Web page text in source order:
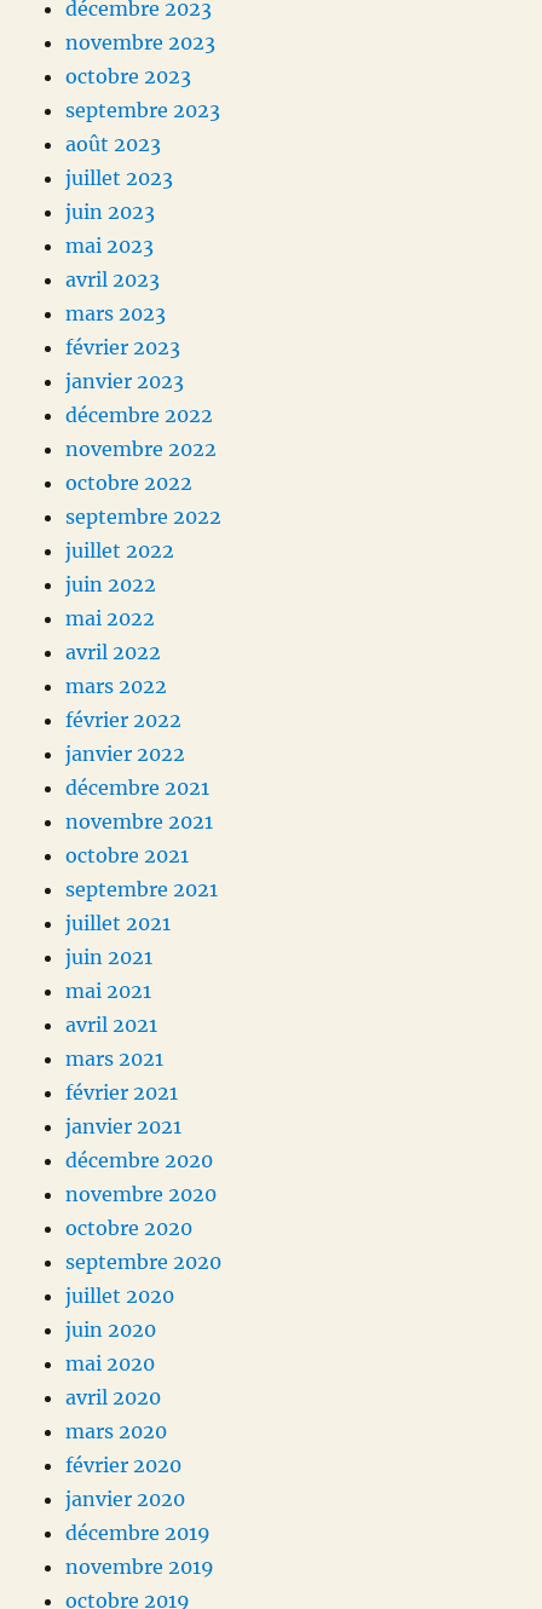
décembre 2023
novembre 2023
octobre 2023
septembre 2023
août 2023
juillet 2023
juin 2023
mai 2023
avril 2023
mars 2023
février 2023
janvier 2023
décembre 2022
novembre 2022
octobre 2022
septembre 2022
juillet 2022
juin 2022
mai 2022
avril 2022
mars 2022
février 2022
janvier 2022
décembre 2021
novembre 2021
octobre 2021
septembre 2021
juillet 2021
juin 2021
mai 2021
avril 2021
mars 2021
février 2021
janvier 2021
décembre 2020
novembre 2020
octobre 2020
septembre 2020
juillet 2020
juin 2020
mai 2020
avril 2020
mars 2020
février 2020
janvier 2020
décembre 2019
novembre 2019
octobre 2019